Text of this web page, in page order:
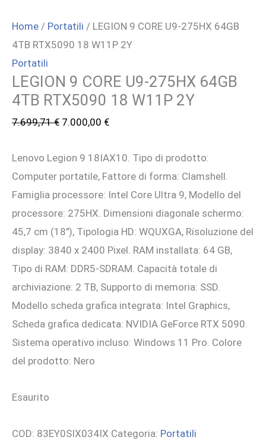
Home / Portatili / LEGION 9 CORE U9-275HX 64GB
4TB RTX5090 18 W11P 2Y
Portatili
LEGION 9 CORE U9-275HX 64GB
4TB RTX5090 18 W11P 2Y
7.699,71€ Il
originale
era:
7.699,71 €.
7.000,00 €Il
attuale
è:
7.000,00 €.
Lenovo Legion 9 18IAX10. Tipo di prodotto:
Computer portatile, Fattore di forma: Clamshell.
Famiglia processore: Intel Core Ultra 9, Modello del
processore: 275HX. Dimensioni diagonale schermo:
45,7 cm (18″), Tipologia HD: WQUXGA, Risoluzione del
display: 3840 x 2400 Pixel. RAM installata: 64 GB,
Tipo di RAM: DDR5-SDRAM. Capacità totale di
archiviazione: 2 TB, Supporto di memoria: SSD.
Modello scheda grafica integrata: Intel Graphics,
Scheda grafica dedicata: NVIDIA GeForce RTX 5090.
Sistema operativo incluso: Windows 11 Pro. Colore
del prodotto: Nero
Esaurito
COD: 83EY0SIX034IX Categoria: Portatili